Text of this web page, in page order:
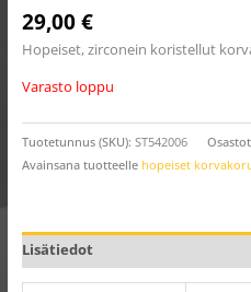
29,00€
Hopeiset, zirconein koristellut
Varasto loppu
Tuotetunnus (SKU): ST542006
Avainsana tuotteelle hopeiset
Lisätiedot